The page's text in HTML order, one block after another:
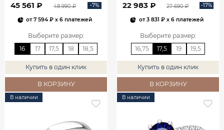
45 561 ₽ 48 990 ₽ -7%
от7 594 ₽ x 6 платежей
Выберите размер:
16
17 17,5 18 18,5
Купить в один клик
В КОРЗИНУ
22 983 ₽ 27 690 ₽ -17%
от3 831 ₽x 6 платежей
Выберите размер:
16,75
17,5 19 19,5
Купить в один клик
В КОРЗИНУ
В наличии В наличии